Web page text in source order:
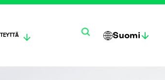
Suomi
한